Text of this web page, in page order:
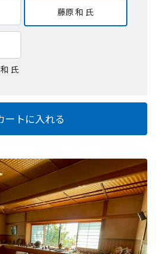
藤原 和 氏
氏